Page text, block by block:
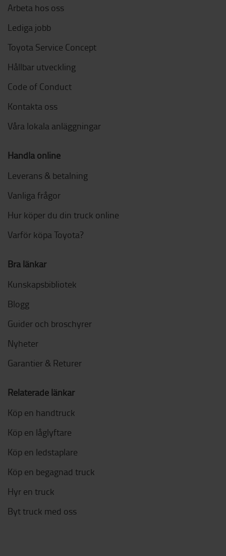
Arbeta hos oss
Lediga jobb
Toyota Service Concept
Hållbar utveckling
Code of Conduct
Kontakta oss
Våra lokala anläggningar
Handla online
Leverans & betalning
Vanliga frågor
Hur köper du din truck online
Varför köpa Toyota?
Bra länkar
Kunskapsbibliotek
Blogg
Guider och broschyrer
Nyheter
Garantier & Returer
Relaterade länkar
Köp en handtruck
Köp en låglyftare
Köp en ledstaplare
Köp en begagnad truck
Hyr en truck
Byt truck med oss